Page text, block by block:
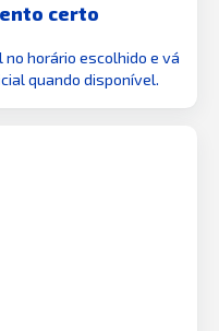
certo
horário escolhido e vá
quando disponível.